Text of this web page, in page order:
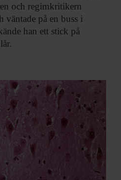
och regimkritikern
på en buss i
han ett stick på